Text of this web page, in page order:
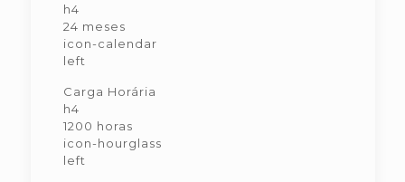
h4
24 meses
icon-calendar
left
Carga Horária
h4
1200 horas
icon-hourglass
left